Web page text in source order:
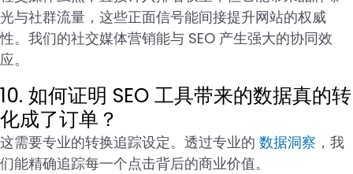
光与社群流量，这些正面信号能间接提升网站的权威
性。我们的社交媒体营销能与 SEO 产生强大的协同效
应。
10. 如何证明 SEO 工具带来的数据真的转
化成了订单？
这需要专业的转换追踪设定。透过专业的 数据洞察 ，我
们能精确追踪每一个点击背后的商业价值。